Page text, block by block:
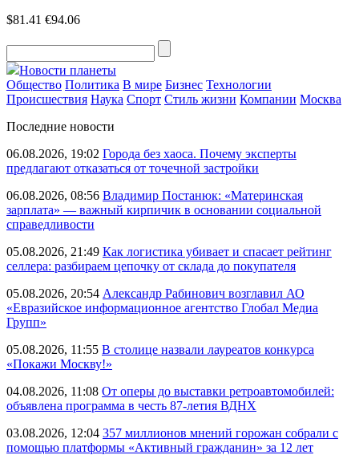
$81.41 €94.06
Новости планеты
Общество Политика В мире Бизнес Технологии
Происшествия Наука Спорт Стиль жизни Компании Москва
Последние новости
06.08.2026, 19:02 Города без хаоса. Почему эксперты
предлагают отказаться от точечной застройки
06.08.2026, 08:56 Владимир Постанюк: «Материнская
зарплата» — важный кирпичик в основании социальной
справедливости
05.08.2026, 21:49 Как логистика убивает и спасает рейтинг
селлера: разбираем цепочку от склада до покупателя
05.08.2026, 20:54 Александр Рабинович возглавил АО
«Евразийское информационное агентство Глобал Медиа
Групп»
05.08.2026, 11:55 В столице назвали лауреатов конкурса
«Покажи Москву!»
04.08.2026, 11:08 От оперы до выставки ретроавтомобилей:
объявлена программа в честь 87-летия ВДНХ
03.08.2026, 12:04 357 миллионов мнений горожан собрали с
помощью платформы «Активный гражданин» за 12 лет